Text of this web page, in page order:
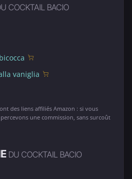
COCKTAIL BACIO
vaniglia
des liens affiliés Amazon : si vous
une commission, sans surcoût
DU COCKTAIL BACIO